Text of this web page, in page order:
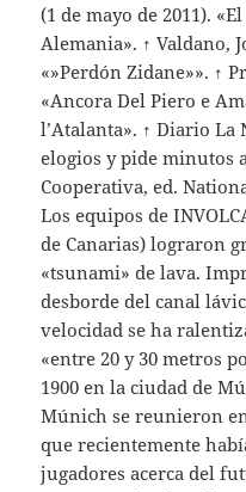
(1 de mayo de 2011).
Alemania». ↑ Valdano,
«»Perdón Zidane»». ↑
«Ancora Del Piero e
l’Atalanta». ↑ Diario La
elogios y pide minutos
Cooperativa, ed.
Los equipos de
de Canarias) lograron
«tsunami» de lava.
desborde del canal
velocidad se ha
«entre 20 y 30 metros
1900 en la ciudad de
Múnich se reunieron
que recientemente
jugadores acerca del